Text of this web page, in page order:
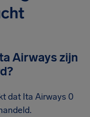
Airways zijn
dat Ita Airways 0